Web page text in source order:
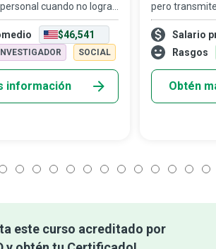
cuando no logran
a la persona
puesto. Los
se encargan de
$46,541
INVESTIGADOR SOCIAL
información
pero
Las porristas
movimientos
cánticos
Salario
Rasgos
Obtén
este curso acreditado por